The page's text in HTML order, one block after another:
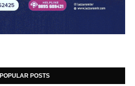
POPULAR POSTS